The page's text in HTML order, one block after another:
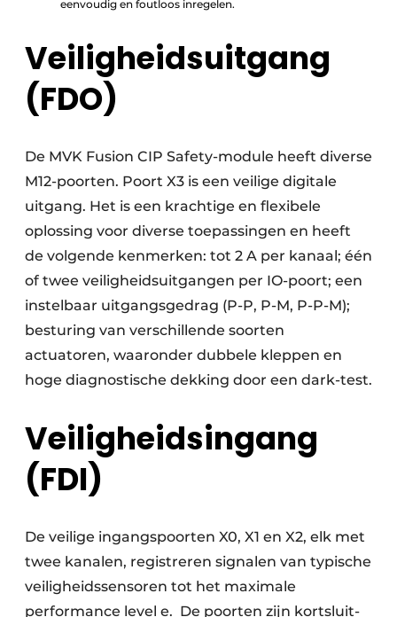
eenvoudig en foutloos inregelen.
Veiligheidsuitgang
(FDO)
De MVK Fusion CIP Safety-module heeft diverse
M12-poorten. Poort X3 is een veilige digitale
uitgang. Het is een krachtige en flexibele
oplossing voor diverse toepassingen en heeft
de volgende kenmerken: tot 2 A per kanaal; één
of twee veiligheidsuitgangen per IO-poort; een
instelbaar uitgangsgedrag (P-P, P-M, P-P-M);
besturing van verschillende soorten
actuatoren, waaronder dubbele kleppen en
hoge diagnostische dekking door een dark-test.
Veiligheidsingang
(FDI)
De veilige ingangspoorten X0, X1 en X2, elk met
twee kanalen, registreren signalen van typische
veiligheidssensoren tot het maximale
performance level e. De poorten zijn kortsluit-